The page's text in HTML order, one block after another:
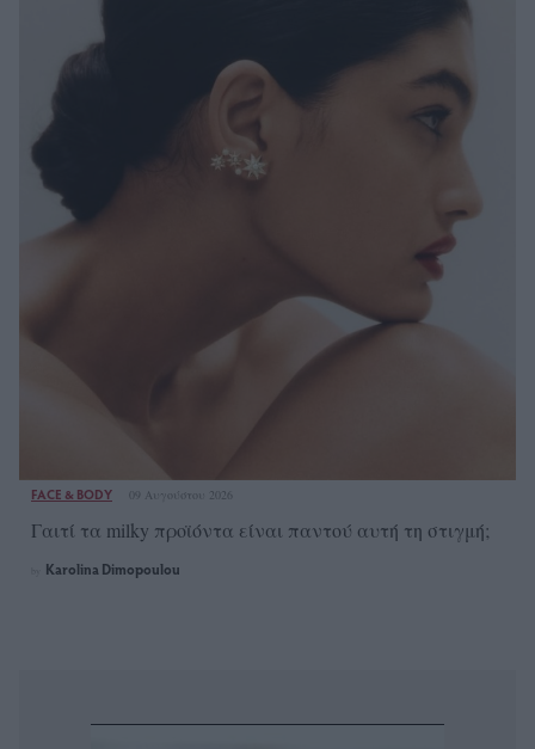
FACE & BODY 09 Αυγούστου 2026
Γαιτί τα milky προϊόντα είναι παντού αυτή τη στιγμή;
Karolina Dimopoulou